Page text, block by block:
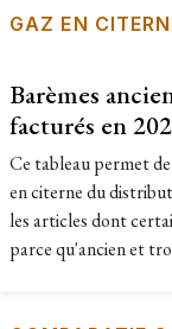
GAZ EN
Barèmes
facturés en
Ce tableau permet
en citerne du
les articles dont
parce qu'ancien et